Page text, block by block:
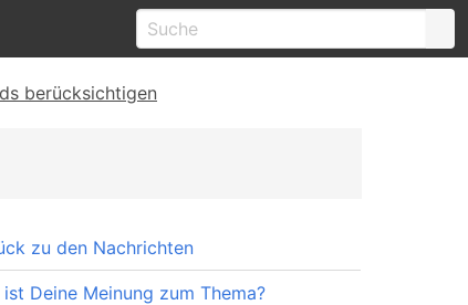
berücksichtigen
zu den Nachrichten
ist Deine Meinung zum Thema?